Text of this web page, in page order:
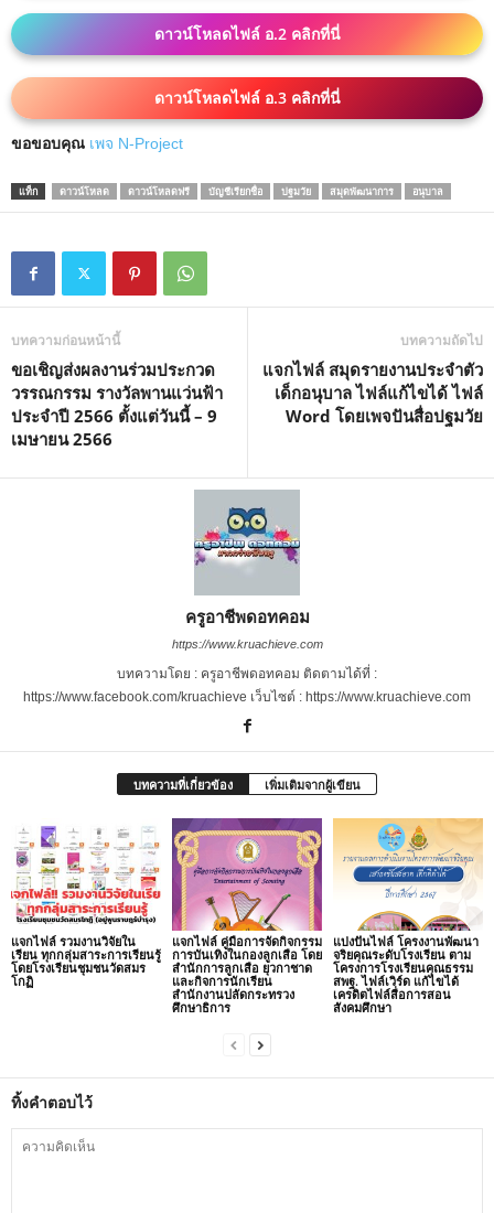
ดาวน์โหลดไฟล์ อ.2 คลิกที่นี่
ดาวน์โหลดไฟล์ อ.3 คลิกที่นี่
ขอขอบคุณ เพจ N-Project
แท็ก ดาวน์โหลด ดาวน์โหลดฟรี บัญชีเรียกชื่อ ปฐมวัย สมุดพัฒนาการ อนุบาล
บทความก่อนหน้านี้
ขอเชิญส่งผลงานร่วมประกวด
วรรณกรรม รางวัลพานแว่นฟ้า
ประจำปี 2566 ตั้งแต่วันนี้ – 9
เมษายน 2566
บทความถัดไป
แจกไฟล์ สมุดรายงานประจำตัว
เด็กอนุบาล ไฟล์แก้ไขได้ ไฟล์
Word โดยเพจปันสื่อปฐมวัย
ครูอาชีพดอทคอม
https://www.kruachieve.com
บทความโดย : ครูอาชีพดอทคอม ติดตามได้ที่ :
https://www.facebook.com/kruachieve เว็บไซต์ : https://www.kruachieve.com
บทความที่เกี่ยวข้อง เพิ่มเติมจากผู้เขียน
แจกไฟล์ รวมงานวิจัยใน
เรียน ทุกกลุ่มสาระการเรียนรู้
โดยโรงเรียนชุมชนวัดสมร
โกฏิ
แจกไฟล์ คู่มือการจัดกิจกรรม
การบันเทิงในกองลูกเสือ โดย
สำนักการลูกเสือ ยุวกาชาด
และกิจการนักเรียน
สำนักงานปลัดกระทรวง
ศึกษาธิการ
แบ่งปันไฟล์ โครงงานพัฒนา
จริยคุณระดับโรงเรียน ตาม
โครงการโรงเรียนคุณธรรม
สพฐ. ไฟล์เวิร์ด แก้ไขได้
เครดิตไฟล์สื่อการสอน
สังคมศึกษา
ทิ้งคำตอบไว้